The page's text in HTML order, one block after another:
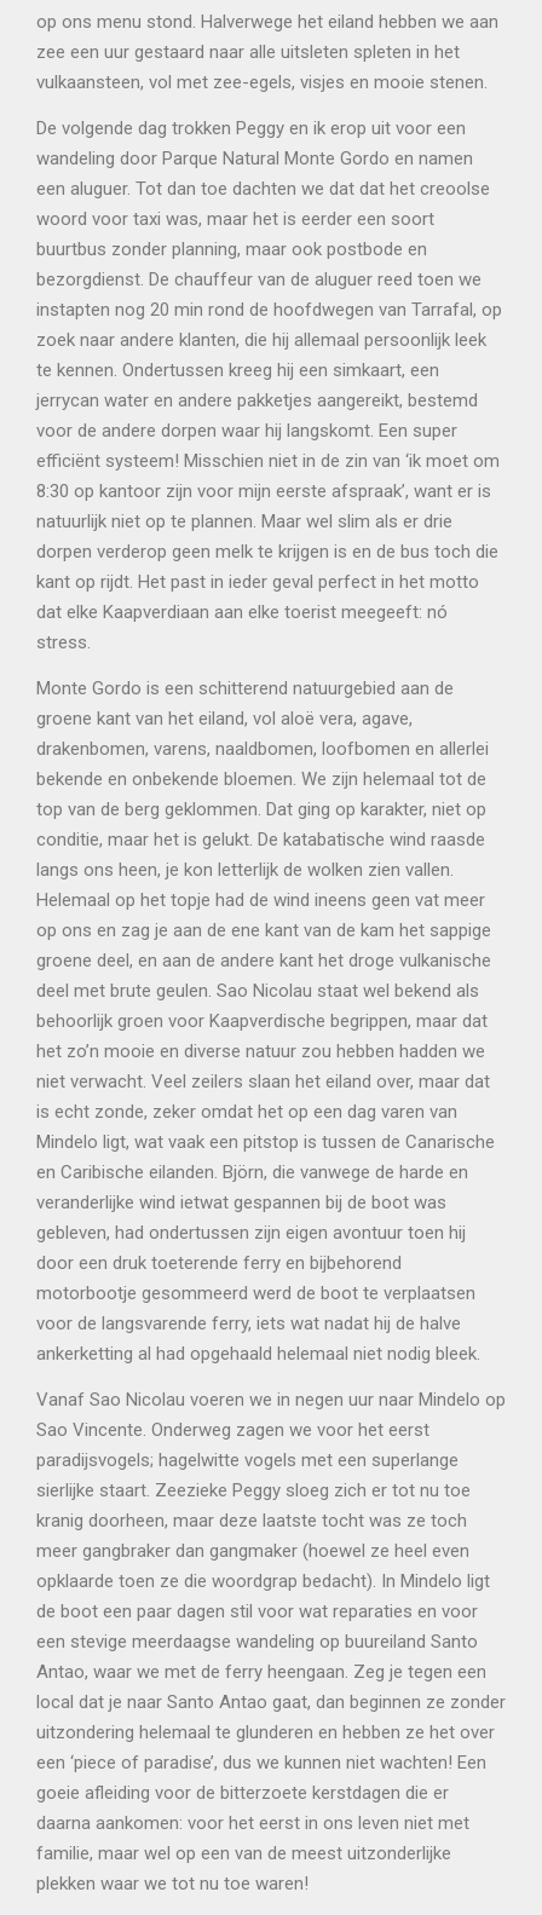
op ons menu stond. Halverwege het eiland hebben we aan
zee een uur gestaard naar alle uitsleten spleten in het
vulkaansteen, vol met zee-egels, visjes en mooie stenen.
De volgende dag trokken Peggy en ik erop uit voor een
wandeling door Parque Natural Monte Gordo en namen
een aluguer. Tot dan toe dachten we dat dat het creoolse
woord voor taxi was, maar het is eerder een soort
buurtbus zonder planning, maar ook postbode en
bezorgdienst. De chauffeur van de aluguer reed toen we
instapten nog 20 min rond de hoofdwegen van Tarrafal, op
zoek naar andere klanten, die hij allemaal persoonlijk leek
te kennen. Ondertussen kreeg hij een simkaart, een
jerrycan water en andere pakketjes aangereikt, bestemd
voor de andere dorpen waar hij langskomt. Een super
efficiënt systeem! Misschien niet in de zin van ‘ik moet om
8:30 op kantoor zijn voor mijn eerste afspraak’, want er is
natuurlijk niet op te plannen. Maar wel slim als er drie
dorpen verderop geen melk te krijgen is en de bus toch die
kant op rijdt. Het past in ieder geval perfect in het motto
dat elke Kaapverdiaan aan elke toerist meegeeft: nó
stress.
Monte Gordo is een schitterend natuurgebied aan de
groene kant van het eiland, vol aloë vera, agave,
drakenbomen, varens, naaldbomen, loofbomen en allerlei
bekende en onbekende bloemen. We zijn helemaal tot de
top van de berg geklommen. Dat ging op karakter, niet op
conditie, maar het is gelukt. De katabatische wind raasde
langs ons heen, je kon letterlijk de wolken zien vallen.
Helemaal op het topje had de wind ineens geen vat meer
op ons en zag je aan de ene kant van de kam het sappige
groene deel, en aan de andere kant het droge vulkanische
deel met brute geulen. Sao Nicolau staat wel bekend als
behoorlijk groen voor Kaapverdische begrippen, maar dat
het zo’n mooie en diverse natuur zou hebben hadden we
niet verwacht. Veel zeilers slaan het eiland over, maar dat
is echt zonde, zeker omdat het op een dag varen van
Mindelo ligt, wat vaak een pitstop is tussen de Canarische
en Caribische eilanden. Björn, die vanwege de harde en
veranderlijke wind ietwat gespannen bij de boot was
gebleven, had ondertussen zijn eigen avontuur toen hij
door een druk toeterende ferry en bijbehorend
motorbootje gesommeerd werd de boot te verplaatsen
voor de langsvarende ferry, iets wat nadat hij de halve
ankerketting al had opgehaald helemaal niet nodig bleek.
Vanaf Sao Nicolau voeren we in negen uur naar Mindelo op
Sao Vincente. Onderweg zagen we voor het eerst
paradijsvogels; hagelwitte vogels met een superlange
sierlijke staart. Zeezieke Peggy sloeg zich er tot nu toe
kranig doorheen, maar deze laatste tocht was ze toch
meer gangbraker dan gangmaker (hoewel ze heel even
opklaarde toen ze die woordgrap bedacht). In Mindelo ligt
de boot een paar dagen stil voor wat reparaties en voor
een stevige meerdaagse wandeling op buureiland Santo
Antao, waar we met de ferry heengaan. Zeg je tegen een
local dat je naar Santo Antao gaat, dan beginnen ze zonder
uitzondering helemaal te glunderen en hebben ze het over
een ‘piece of paradise’, dus we kunnen niet wachten! Een
goeie afleiding voor de bitterzoete kerstdagen die er
daarna aankomen: voor het eerst in ons leven niet met
familie, maar wel op een van de meest uitzonderlijke
plekken waar we tot nu toe waren!